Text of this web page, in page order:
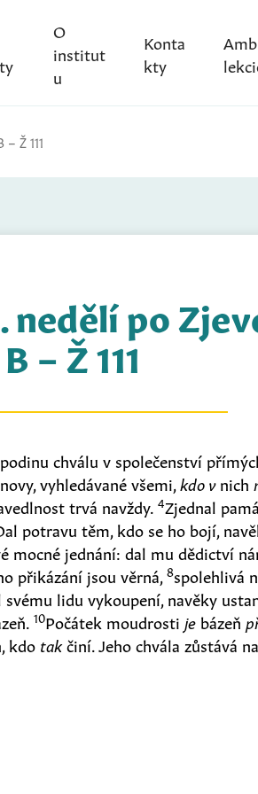
O
institut
u
Konta
kty
Ž 111
po
– Ž 111
chválu v společenství
vyhledávané všemi, kdo vnich
trvá navždy.4Zjednal
potravu těm, kdo se ho bojí,
mocné jednání: dal mu dědictví
přikázání jsou věrná,8spolehlivá
svému lidu vykoupení, navěky
10Počátek moudrosti je bázeň
kdo takčiní. Jeho chvála zůstává